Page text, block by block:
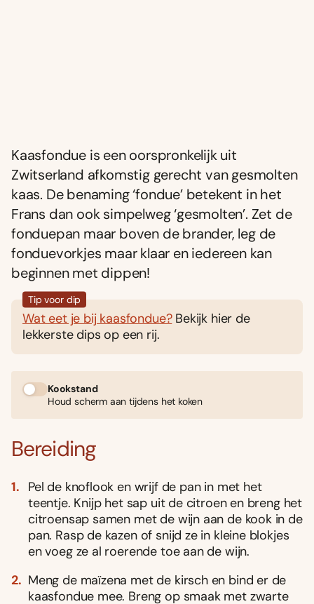
Kaasfondue is een oorspronkelijk uit
Zwitserland afkomstig gerecht van gesmolten
kaas. De benaming ‘fondue’ betekent in het
Frans dan ook simpelweg ‘gesmolten’. Zet de
fonduepan maar boven de brander, leg de
fonduevorkjes maar klaar en iedereen kan
beginnen met dippen!
Tip voor dip
Wat eet je bij kaasfondue?Bekijk hier de
lekkerste dips op een rij.
Kookstand
Houd scherm aan tijdens het koken
Bereiding
Pel de knoflook en wrijf de pan in met het
teentje. Knijp het sap uit de citroen en breng het
citroensap samen met de wijn aan de kook in de
pan. Rasp de kazen of snijd ze in kleine blokjes
en voeg ze al roerende toe aan de wijn.
Meng de maïzena met de kirsch en bind er de
kaasfondue mee. Breng op smaak met zwarte